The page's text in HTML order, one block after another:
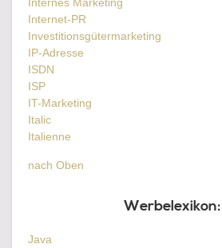
Internes Marketing
Internet-PR
Investitionsgütermarketing
IP-Adresse
ISDN
ISP
IT-Marketing
Italic
Italienne
nach Oben
Werbelexikon:
Java